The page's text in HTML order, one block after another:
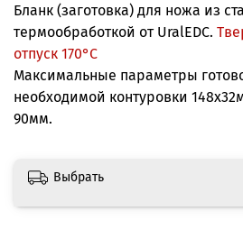
Бланк (заготовка) для ножа из
термообработкой от UralEDC.
отпуск 170°С
Максимальные параметры
необходимой контуровки
90мм.
Выбрать